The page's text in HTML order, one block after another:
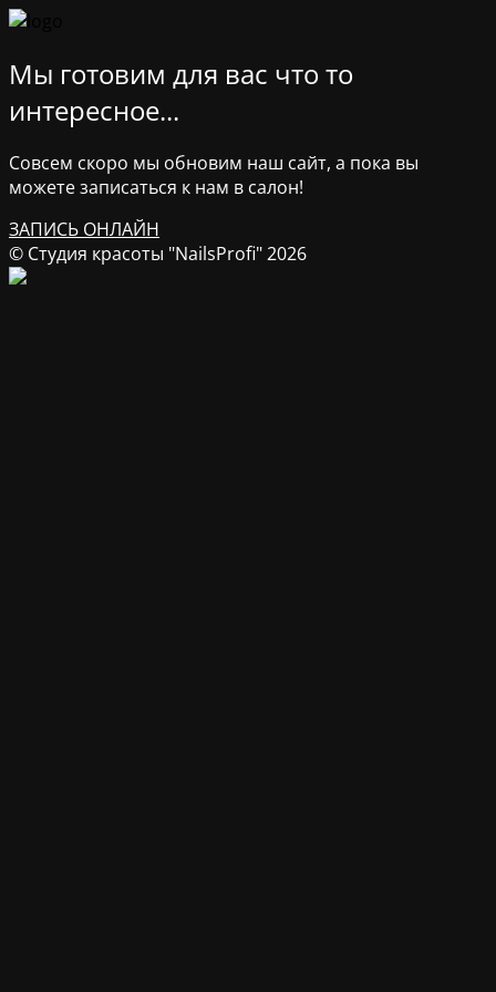
Мы готовим для вас что то
интересное...
Совсем скоро мы обновим наш сайт, а пока вы
можете записаться к нам в салон!
ЗАПИСЬ ОНЛАЙН
© Студия красоты "NailsProfi" 2026